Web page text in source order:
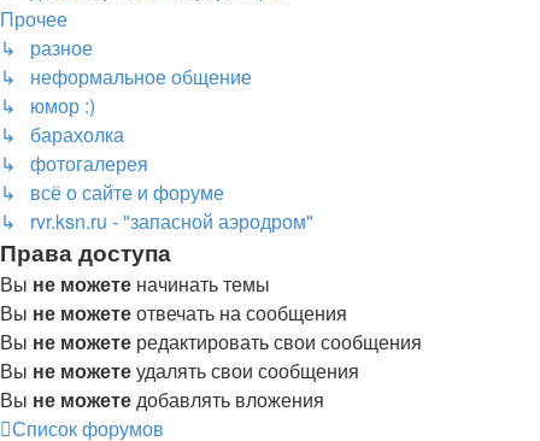
Прочее
↳ разное
↳ неформальное общение
↳ юмор :)
↳ барахолка
↳ фотогалерея
↳ всё о сайте и форуме
↳ rvr.ksn.ru - "запасной аэродром"
Права доступа
Вы не можете начинать темы
Вы не можетеотвечать на сообщения
Вы не можете редактировать свои сообщения
Вы не можетеудалять свои сообщения
Вы не можетедобавлять вложения
Список форумов